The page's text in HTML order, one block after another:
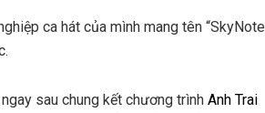
ca hát của mình mang tên “SkyNote
sau chung kết chương trình Anh Trai